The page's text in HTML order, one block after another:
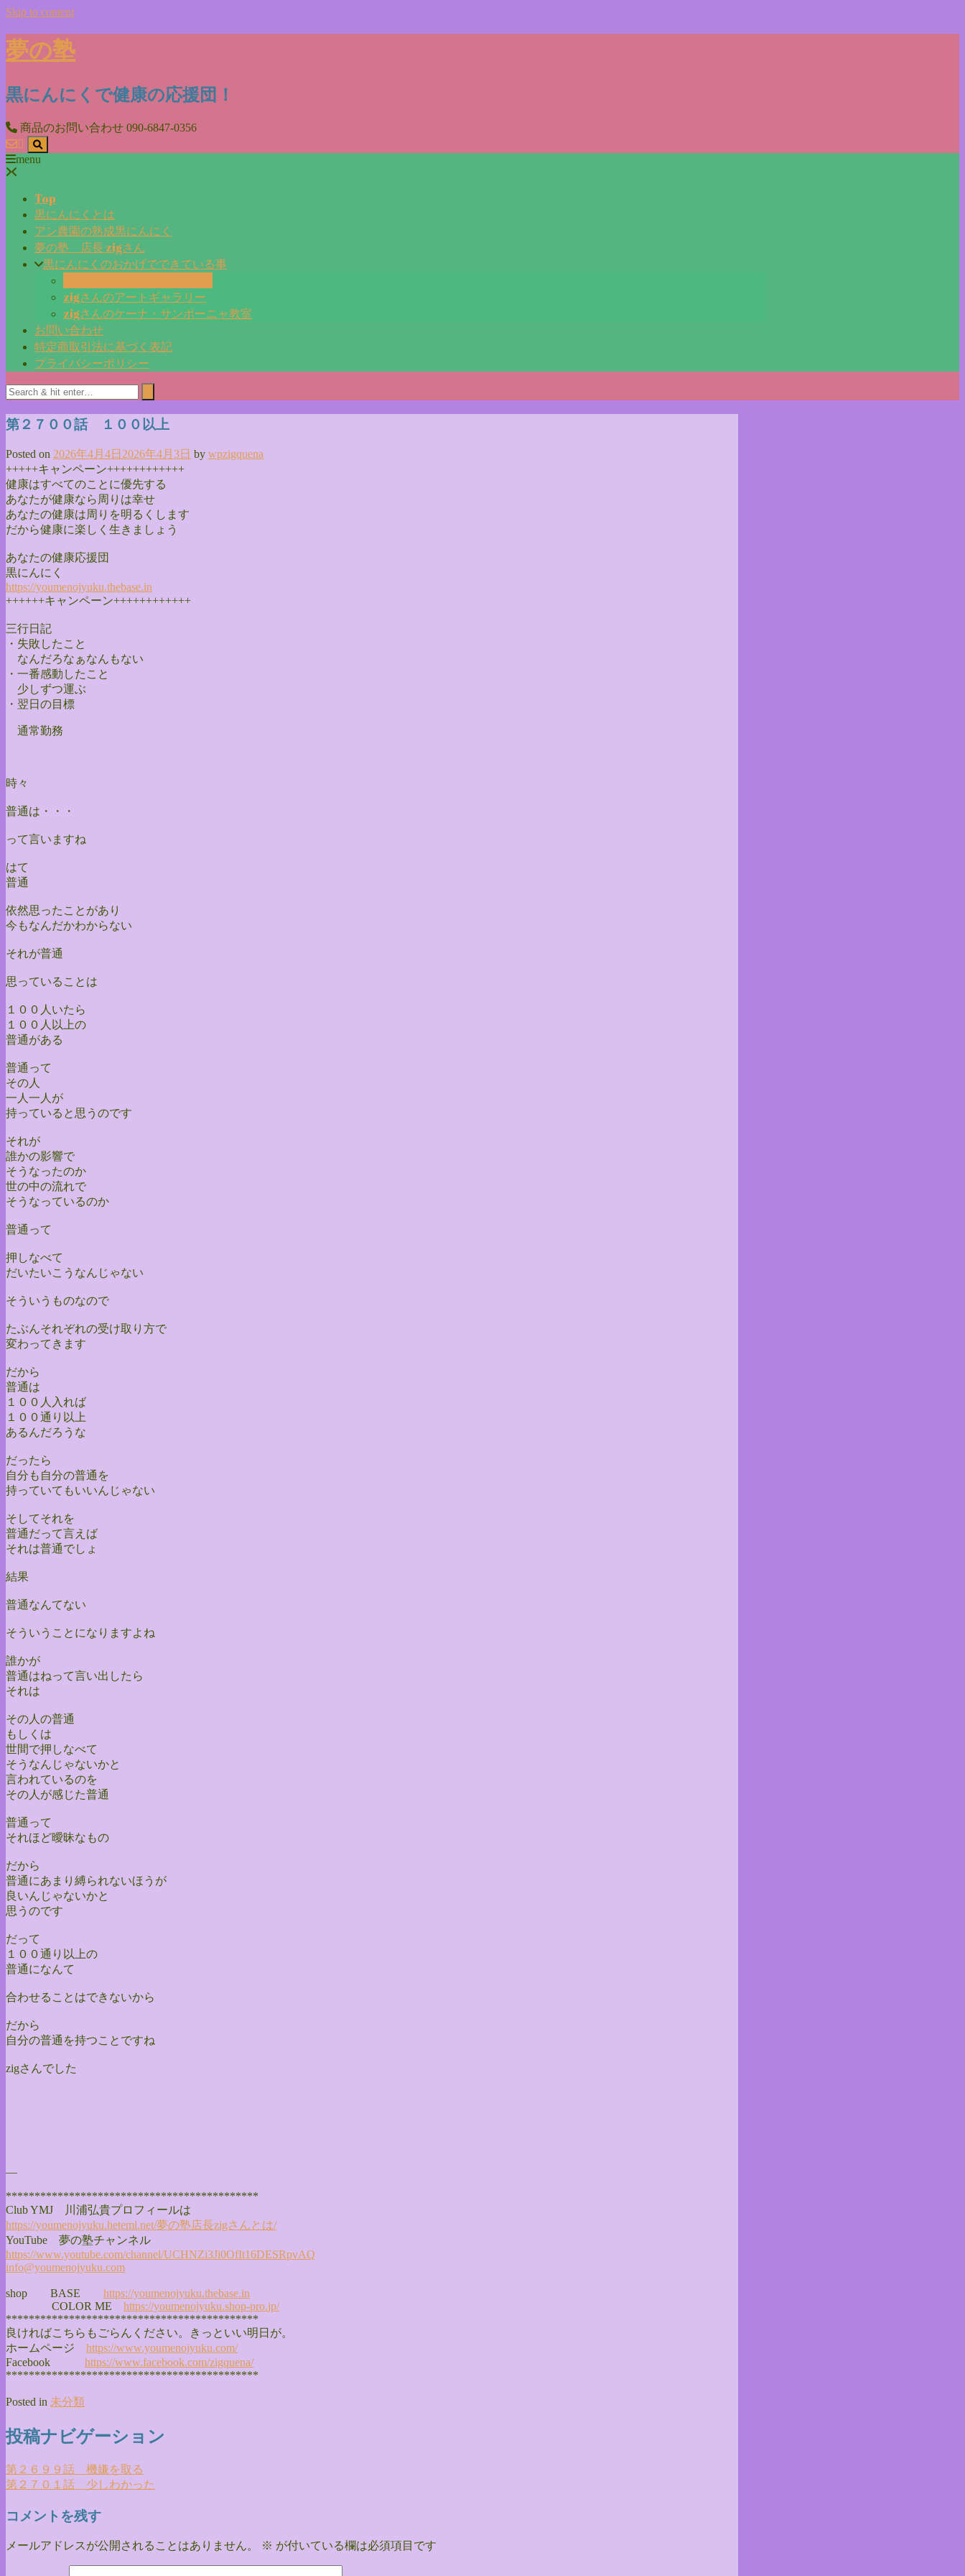
Skip to content
夢の塾
黒にんにくで健康の応援団！
商品のお問い合わせ 090-6847-0356
menu
Top
黒にんにくとは
アン農園の熟成黒にんにく
夢の塾 店長 zigさん
黒にんにくのおかげでできている事
zigさんのアートギャラリー
zigさんのケーナ・サンポーニャ教室
お問い合わせ
特定商取引法に基づく表記
プライバシーポリシー
第２７００話 １００以上
Posted on 2026年4月4日 2026年4月3日 by wpzigquena
+++++キャンペーン++++++++++++
健康はすべてのことに優先する
あなたが健康なら周りは幸せ
あなたの健康は周りを明るくします
だから健康に楽しく生きましょう
あなたの健康応援団
黒にんにく
https://youmenojyuku.thebase.in
++++++キャンペーン++++++++++++
三行日記
・失敗したこと
なんだろなぁなんもない
・一番感動したこと
少しずつ運ぶ
・翌日の目標
通常勤務
時々
普通は・・・
って言いますね
はて
普通
依然思ったことがあり
今もなんだかわからない
それが普通
思っていることは
１００人いたら
１００人以上の
普通がある
普通って
その人
一人一人が
持っていると思うのです
それが
誰かの影響で
そうなったのか
世の中の流れで
そうなっているのか
普通って
押しなべて
だいたいこうなんじゃない
そういうものなので
たぶんそれぞれの受け取り方で
変わってきます
だから
普通は
１００人入れば
１００通り以上
あるんだろうな
だったら
自分も自分の普通を
持っていてもいいんじゃない
そしてそれを
普通だって言えば
それは普通でしょ
結果
普通なんてない
そういうことになりますよね
誰かが
普通はねって言い出したら
それは
その人の普通
もしくは
世間で押しなべて
そうなんじゃないかと
言われているのを
その人が感じた普通
普通って
それほど曖昧なもの
だから
普通にあまり縛られないほうが
良いんじゃないかと
思うのです
だって
１００通り以上の
普通になんて
合わせることはできないから
だから
自分の普通を持つことですね
zigさんでした
—
********************************************
Club YMJ 川浦弘貴プロフィールは
https://youmenojyuku.heteml.net/夢の塾店長zigさんとは/
YouTube 夢の塾チャンネル
https://www.youtube.com/channel/UCHNZi3Ji0OfIt16DESRpvAQ
info@youmenojyuku.com
shop BASE https://youmenojyuku.thebase.in
COLOR ME https://youmenojyuku.shop-pro.jp/
********************************************
良ければこちらもごらんください。きっといい明日が。
ホームページ https://www.youmenojyuku.com/
Facebook https://www.facebook.com/zigquena/
********************************************
Posted in 未分類
投稿ナビゲーション
第２６９９話 機嫌を取る
第２７０１話 少しわかった
コメントを残す
メールアドレスが公開されることはありません。 ※ が付いている欄は必須項目です